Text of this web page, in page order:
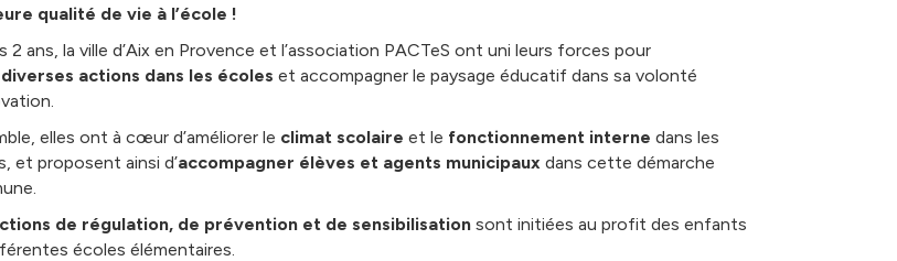
qualité de vie à l’école !
2 ans, la ville d’Aix en Provence et l’association PACTeS ont uni leurs forces pour
diverses actions dans les écoles et accompagner le paysage éducatif dans sa volonté
elles ont à cœur d’améliorer le climat scolaire et le fonctionnement interne dans les
et proposent ainsi d’accompagner élèves et agents municipauxdans cette démarche
de régulation, de prévention et de sensibilisationsont initiées au profit des enfants
écoles élémentaires.